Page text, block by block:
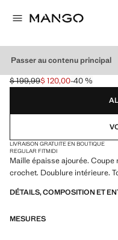
Passer au contenu principal
JUPE MAILLE
Prix initial barré [$ 199,99 ]
$ 199,99
Prix actuel [$ 120,00 ]
$ 120,00-40 %
Choisissez une couleur
LIVRAISON GRATUITE EN BOUTIQUE
REGULAR FITMIDI
Maille épaisse ajourée.
crochet. Doublure intérieure.
DÉTAILS, COMPOSITION ET
MESURES